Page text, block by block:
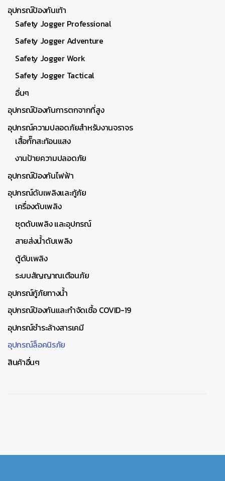
อุปกรณ์ป้องกันเท้า
Safety Jogger Professional
Safety Jogger Adventure
Safety Jogger Work
Safety Jogger Tactical
อื่นๆ
อุปกรณ์ป้องกันการตกจากที่สูง
อุปกรณ์ความปลอดภัยสำหรับงานจราจร
เสื้อกั๊กสะท้อนแสง
งานป้ายความปลอดภัย
อุปกรณ์ป้องกันไฟฟ้า
อุปกรณ์ดับเพลิงและกู้ภัย
เครื่องดับเพลิง
ชุดดับเพลิง และอุปกรณ์
สายส่งน้ำดับเพลิง
ตู้ดับเพลิง
ระบบสัญญาณเตือนภัย
อุปกรณ์กู้ภัยทางน้ำ
อุปกรณ์ป้องกันและกำจัดเชื้อ COVID-19
อุปกรณ์ชำระล้างสารเคมี
อุปกรณ์ล็อคนิรภัย
สินค้าอื่นๆ